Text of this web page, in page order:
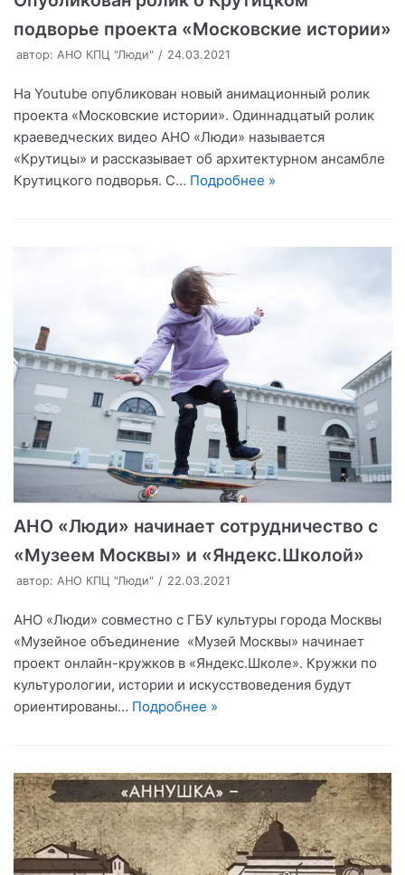
подворье проекта «Московские истории»
автор: АНО КПЦ "Люди" 24.03.2021
На Youtube опубликован новый анимационный ролик
проекта «Московские истории». Одиннадцатый ролик
краеведческих видео АНО «Люди» называется
«Крутицы» и рассказывает об архитектурном ансамбле
Крутицкого подворья. С… Подробнее »
АНО «Люди» начинает сотрудничество с
«Музеем Москвы» и «Яндекс.Школой»
автор: АНО КПЦ "Люди" 22.03.2021
АНО «Люди» совместно с ГБУ культуры города Москвы
«Музейное объединение «Музей Москвы» начинает
проект онлайн-кружков в «Яндекс.Школе». Кружки по
культурологии, истории и искусствоведения будут
ориентированы… Подробнее »